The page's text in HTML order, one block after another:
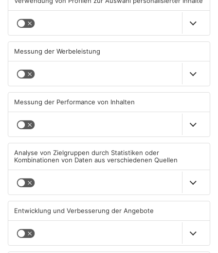
01.08.2026, 21:20 UHR IN KREIS
MILTENBERG
31.07.2026, 11:48 UHR IN KREIS
Autofahrerin mit drei
Promille in Eichenbühl
gestoppt
31.07.2026, 11:45 UHR IN KREIS
MILTENBERG
Erlenbach: Dr. Dagmar
Sohlbach wird Leiterin der
Allgemein- und
31.07.2026, 11:35 UHR IN KREIS